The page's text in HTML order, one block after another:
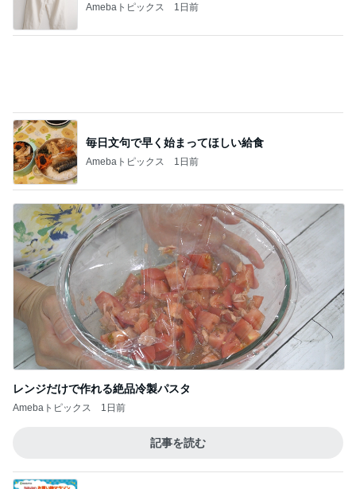
Amebaトピックス 1日前
レンジだけで作れる絶品冷製パスタ
Amebaトピックス 1日前
記事を読む
注目の1000円ポッキリと半額商品
Amebaトピックス 9時間前
Amebaトピックス 9時間前